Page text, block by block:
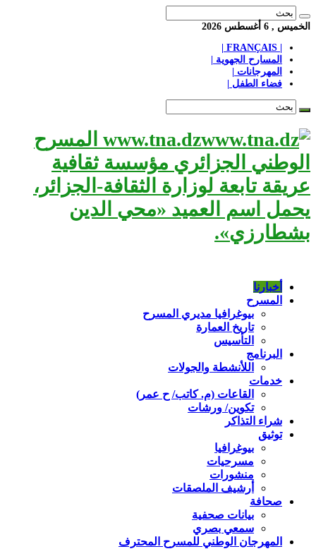
الخميس , 6 أغسطس 2026
المسارح الجهوية |
المهرجانات |
فضاء الطفل |
www.tna.dz المسرح
الوطني الجزائري مؤسسة ثقافية
عريقة تابعة لوزارة الثقافة-الجزائر،
يحمل اسم العميد «محي الدين
بشطارزي».
أخبارنا
المسرح
بيوغرافيا مديري المسرح
تاريخ العمارة
التأسيس
البرنامج
اللأنشطة والجولات
خدمات
القاعات (م. كاتب/ ح عمر)
تكوين/ ورشات
شراء التذاكر
توثيق
بيوغرافيا
مسرحيات
منشورات
أرشيف الملصقات
صحافة
بيانات صحفية
سمعي بصري
المهرجان الوطني للمسرح المحترف